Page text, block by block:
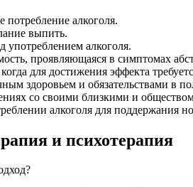
потребление алкоголя.
выпить.
употреблением алкоголя.
проявляющаяся в симптомах
для достижения эффекта
здоровьем и обязательствами в
со своими близкими и
алкоголя для поддержания
и психотерапия